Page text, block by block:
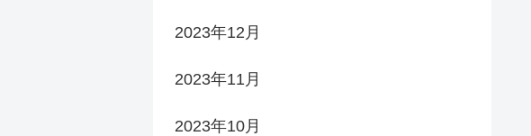
2023年12月
2023年11月
2023年10月